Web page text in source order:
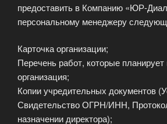
предоставить в Компанию «ЮР-
персональному менеджеру
Карточка организации;
Перечень работ, которые
организация;
Копии учредительных документов
Свидетельство ОГРН/ИНН,
назначении директора);